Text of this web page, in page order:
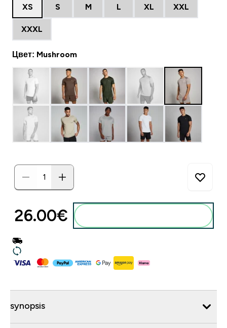
XS S M L XL XXL
XXXL
Цвет: Mushroom
26.00€‎
synopsis